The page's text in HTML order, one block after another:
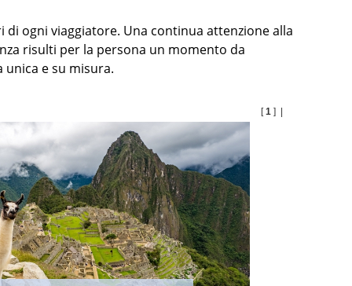
ogni viaggiatore. Una continua attenzione alla
risulti per la persona un momento da
unica e su misura.
[1 ] |